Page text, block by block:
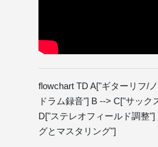
flowchart TD A["ギターリフ/
ドラム録音"] B --> C["サック
D["ステレオフィールド調整
グとマスタリング"]